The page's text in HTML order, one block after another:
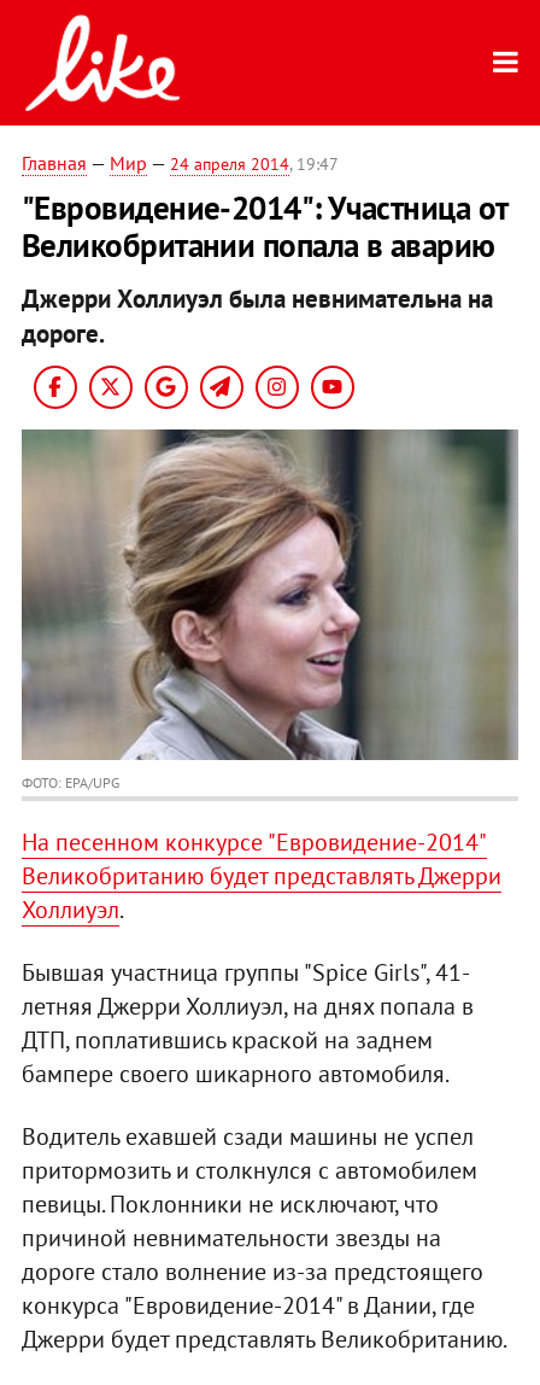
Главная — Мир — 24 апреля 2014, 19:47
"Евровидение-2014": Участница от
Великобритании попала в аварию
Джерри Холлиуэл была невнимательна на
дороге.
ФОТО: EPA/UPG
На песенном конкурсе "Евровидение-2014"
Великобританию будет представлять Джерри
Холлиуэл.
Бывшая участница группы "Spiсe Girls", 41-
летняя Джерри Холлиуэл, на днях попала в
ДТП, поплатившись краской на заднем
бампере своего шикарного автомобиля.
Водитель ехавшей сзади машины не успел
притормозить и столкнулся с автомобилем
певицы. Поклонники не исключают, что
причиной невнимательности звезды на
дороге стало волнение из-за предстоящего
конкурса "Евровидение-2014" в Дании, где
Джерри будет представлять Великобританию.